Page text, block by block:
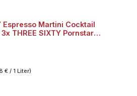
Espresso Martini Cocktail
THREE SIXTY Pornstar
€ / 1 Liter)